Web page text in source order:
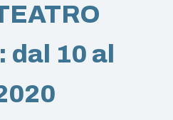
dal 10 al